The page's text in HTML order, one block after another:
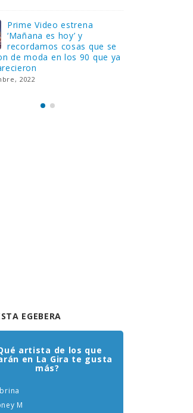
Prime Video estrena
‘Mañana es hoy’ y
recordamos cosas que se
de moda en los 90 que ya
2022
EGEBERA
artista de los que
en La Gira te gusta
más?
M